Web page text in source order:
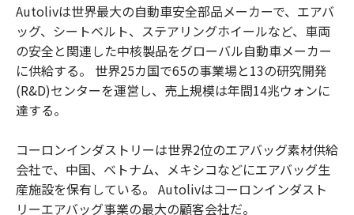
Autolivは世界最大の自動車安全部品メーカーで、エアバ
ッグ、シートベルト、ステアリングホイールなど、車両
の安全と関連した中核製品をグローバル自動車メーカー
に供給する。 世界25カ国で65の事業場と13の研究開発
(R&D)センターを運営し、売上規模は年間14兆ウォンに
達する。
コーロンインダストリーは世界2位のエアバッグ素材供給
会社で、中国、ベトナム、メキシコなどにエアバッグ生
産施設を保有している。 Autolivはコーロンインダスト
リーエアバッグ事業の最大の顧客会社だ。